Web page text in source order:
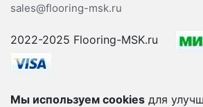
sales@flooring-msk.ru
2022-2025 Flooring-MSK.ru
Мы используем cookies для